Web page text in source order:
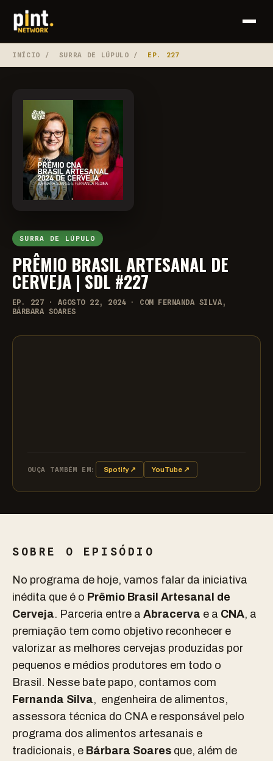
INÍCIO / SURRA DE LÚPULO / EP. 227
SURRA DE LÚPULO
PRÊMIO BRASIL ARTESANAL DE
CERVEJA | SDL #227
EP. 227 · AGOSTO 22, 2024 · COM FERNANDA SILVA,
BÁRBARA SOARES
OUÇA TAMBÉM EM: Spotify ↗ YouTube ↗
SOBRE O EPISÓDIO
No programa de hoje, vamos falar da iniciativa
inédita que é o Prêmio Brasil Artesanal de
Cerveja. Parceria entre a Abracerva e a CNA, a
premiação tem como objetivo reconhecer e
valorizar as melhores cervejas produzidas por
pequenos e médios produtores em todo o
Brasil. Nesse bate papo, contamos com
Fernanda Silva, engenheira de alimentos,
assessora técnica do CNA e responsável pelo
programa dos alimentos artesanais e
tradicionais, e Bárbara Soares que, além de